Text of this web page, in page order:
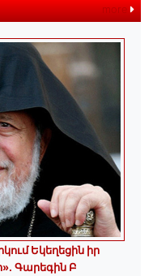
more
Եկեղեցին իր
Գարեգին Բ